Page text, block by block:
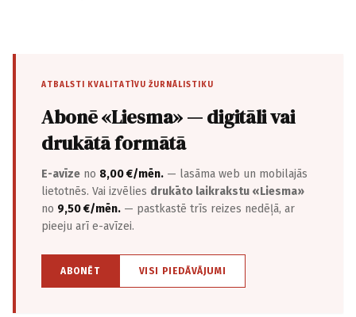
ATBALSTI KVALITATĪVU ŽURNĀLISTIKU
Abonē «Liesma» — digitāli vai
drukātā formātā
E-avīze no 8,00 €/mēn. — lasāma web un mobilajās
lietotnēs. Vai izvēlies drukāto laikrakstu «Liesma»
no 9,50 €/mēn. — pastkastē trīs reizes nedēļā, ar
pieeju arī e-avīzei.
ABONĒT VISI PIEDĀVĀJUMI